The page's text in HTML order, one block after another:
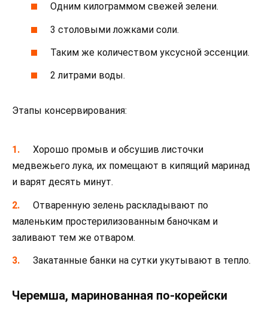
Одним килограммом свежей зелени.
3 столовыми ложками соли.
Таким же количеством уксусной эссенции.
2 литрами воды.
Этапы консервирования:
Хорошо промыв и обсушив листочки
медвежьего лука, их помещают в кипящий маринад
и варят десять минут.
Отваренную зелень раскладывают по
маленьким простерилизованным баночкам и
заливают тем же отваром.
Закатанные банки на сутки укутывают в тепло.
Черемша, маринованная по-корейски